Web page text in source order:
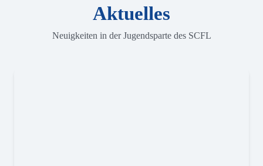
Aktuelles
Neuigkeiten in der Jugendsparte des SCFL